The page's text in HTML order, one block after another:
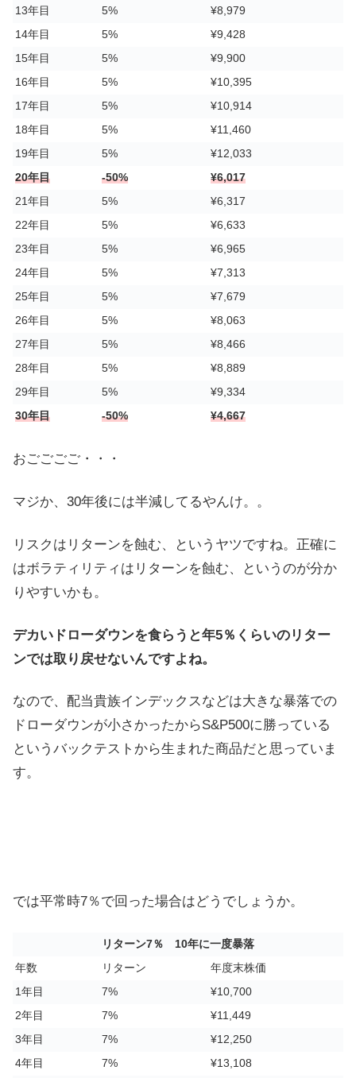
13年目
5%
¥8,979
14年目
5%
¥9,428
15年目
5%
¥9,900
16年目
5%
¥10,395
17年目
5%
¥10,914
18年目
5%
¥11,460
19年目
5%
¥12,033
20年目
-50%
¥6,017
21年目
5%
¥6,317
22年目
5%
¥6,633
23年目
5%
¥6,965
24年目
5%
¥7,313
25年目
5%
¥7,679
26年目
5%
¥8,063
27年目
5%
¥8,466
28年目
5%
¥8,889
29年目
5%
¥9,334
30年目
-50% ¥4,667
おごごごご・・・
マジか、30年後には半減してるやんけ。。
リスクはリターンを蝕む、というヤツですね。正確に
はボラティリティはリターンを蝕む、というのが分か
りやすいかも。
デカいドローダウンを食らうと年5％くらいのリター
ンでは取り戻せないんですよね。
なので、配当貴族インデックスなどは大きな暴落での
ドローダウンが小さかったからS&P500に勝っている
というバックテストから生まれた商品だと思っていま
す。
では平常時7％で回った場合はどうでしょうか。
リターン7％ 10年に一度暴落
年数
リターン
年度末株価
1年目
7%
¥10,700
2年目
7%
¥11,449
3年目
7%
¥12,250
4年目
7%
¥13,108